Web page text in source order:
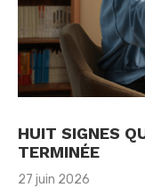
HUIT SIGNES
TERMINÉE
27 juin 2026